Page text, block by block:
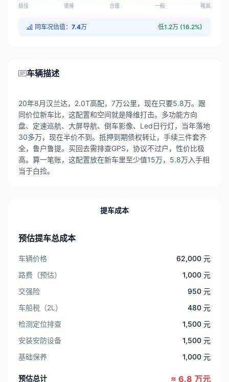
极佳 很棒 合理 一般 略高
同车况估值： 7.4万 低1.2万 (16.2%)
车辆描述
20年8月汉兰达，2.0T高配，7万公里，现在只要5.8万。跟
同价位新车比，这配置和空间就是降维打击。多功能方向
盘、定速巡航、大屏导航、倒车影像、Led日行灯，当年落地
30多万，现在半价不到。抵押到期债权转让，手续三件套齐
全，鲁户鲁提。买回去需排查GPS，协议不过户，性价比极
高。算一笔账，这配置放在新车里至少值15万，5.8万入手相
当于白捡。
提车成本
预估提车总成本
车辆价格
62,000 元
路费（预估）
1,000 元
交强险
950 元
车船税（2L）
480 元
检测定位排查
1,500 元
安装安防设备
1,500 元
基础保养
1,000 元
预估总计 ≈ 6.8 万元